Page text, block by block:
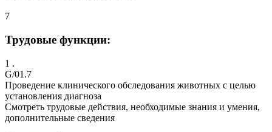
7
Трудовые функции:
1 .
G/01.7
Проведение клинического обследования животных с целью
установления диагноза
Смотреть трудовые действия, необходимые знания и умения,
дополнительные сведения